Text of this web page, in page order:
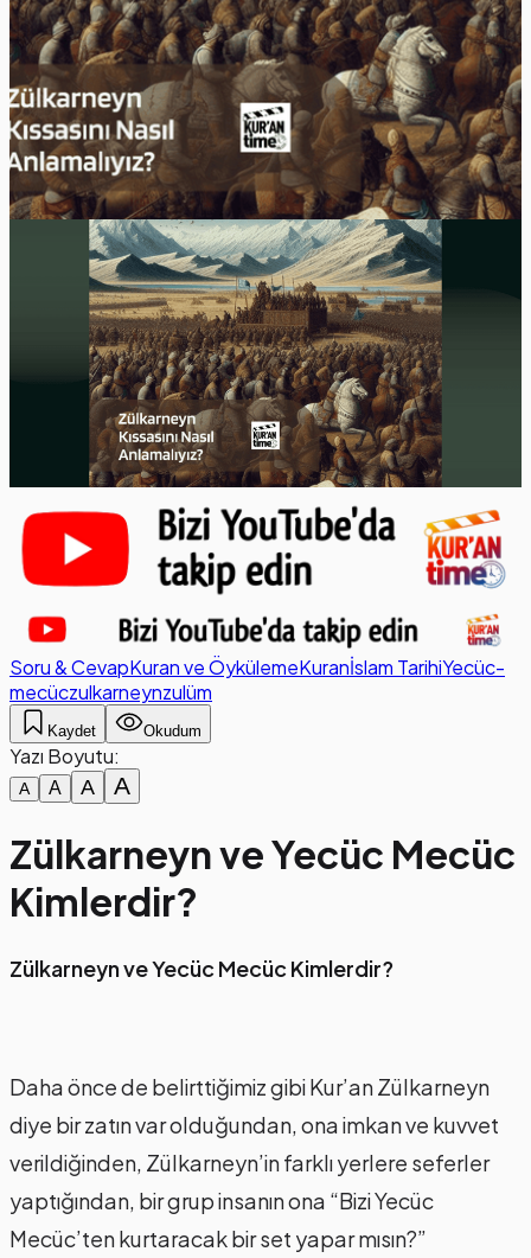
Soru & CevapKuran ve ÖykülemeKuranİslam TarihiYecüc-
mecüczulkarneynzulüm
Kaydet Okudum
Yazı Boyutu:
A A A A
Zülkarneyn ve Yecüc Mecüc
Kimlerdir?
Zülkarneyn ve Yecüc Mecüc Kimlerdir?
Daha önce de belirttiğimiz gibi Kur’an Zülkarneyn
diye bir zatın var olduğundan, ona imkan ve kuvvet
verildiğinden, Zülkarneyn’in farklı yerlere seferler
yaptığından, bir grup insanın ona “Bizi Yecüc
Mecüc’ten kurtaracak bir set yapar mısın?”